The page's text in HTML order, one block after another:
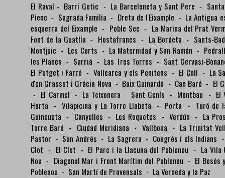
El Raval - Barri Gotic - La Barceloneta y Sant Pere -
Pienc - Sagrada Familia - Dreta de l'Eixample - La Antigua
esquerra del Eixample - Poble Sec - La Marina del Prat
Font de la Guatlla - Hostafrancs - La Bordeta - Sants-
Montjuic - Les Corts - La Maternidad y San Ramón -
les Planes - Sarriá - Las Tres Torres - Sant Gervasi-
El Putget i Farró - Vallcarca y els Penitens - El Coll - La
d'en Grassot i Grácia Nova - Baix Guinardó - Can Baró - El
- El Carmel - La Teixonera Sant Genís - Montbau - El
Horta -Vilapicina y La Torre Llobeta - Porta - Turó de
Guineueta - Canyelles - Les Roquetes -Verdún - La
Torre Baró - Ciudad Meridiana - Vallbona - La Trinitat
Pastor - San Andrés - La Sagrera - Congrés i els Indians
Clot - El Clot - El Parc i la Llacuna del Poblenou - La Vila
Nou - Diagonal Mar i Front Marítim del Poblenou - El Besós
Poblenou - San Martí de Provensals - La Verneda y la Paz